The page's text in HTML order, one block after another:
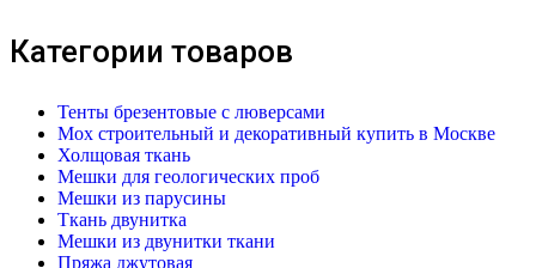
Категории товаров
Тенты брезентовые с люверсами
Мох строительный и декоративный купить в Москве
Холщовая ткань
Мешки для геологических проб
Мешки из парусины
Ткань двунитка
Мешки из двунитки ткани
Пряжа джутовая